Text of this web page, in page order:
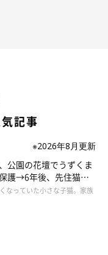
ラストレーター。
。
ト等、媒体を問わず幅
記事
※2026年8月更新
公園の花壇でうずくま
護→6年後、先住猫
関係に
なっていた小さな子猫。家族